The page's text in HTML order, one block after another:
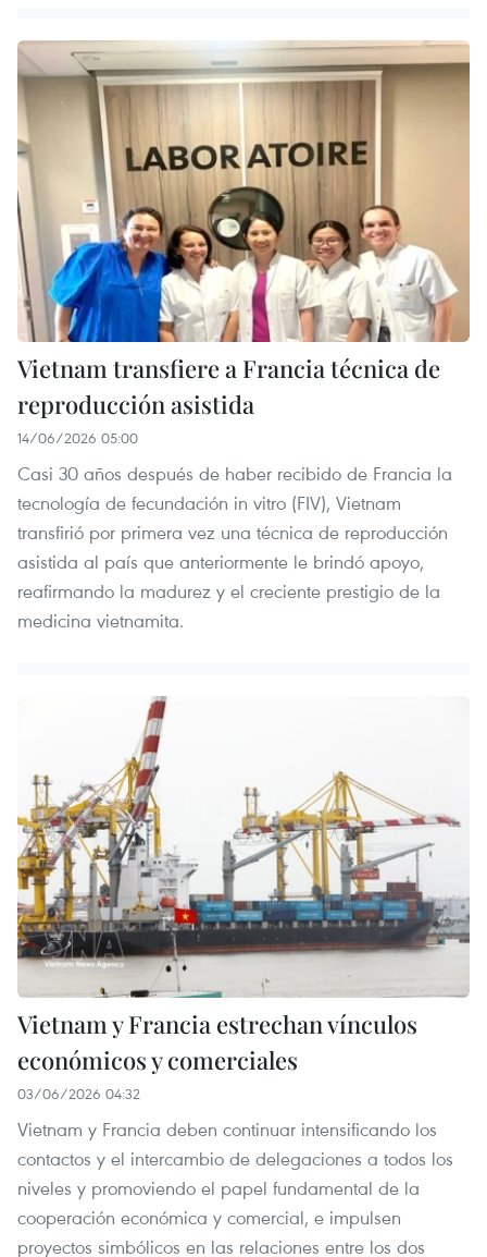
Vietnam transfiere a Francia técnica de
reproducción asistida
14/06/2026 05:00
Casi 30 años después de haber recibido de Francia la
tecnología de fecundación in vitro (FIV), Vietnam
transfirió por primera vez una técnica de reproducción
asistida al país que anteriormente le brindó apoyo,
reafirmando la madurez y el creciente prestigio de la
medicina vietnamita.
Vietnam y Francia estrechan vínculos
económicos y comerciales
03/06/2026 04:32
Vietnam y Francia deben continuar intensificando los
contactos y el intercambio de delegaciones a todos los
niveles y promoviendo el papel fundamental de la
cooperación económica y comercial, e impulsen
proyectos simbólicos en las relaciones entre los dos